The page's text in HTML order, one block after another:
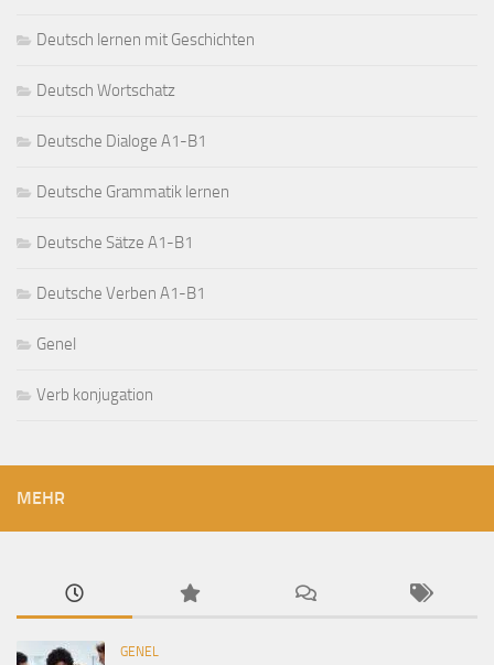
Deutsch lernen mit Geschichten
Deutsch Wortschatz
Deutsche Dialoge A1-B1
Deutsche Grammatik lernen
Deutsche Sätze A1-B1
Deutsche Verben A1-B1
Genel
Verb konjugation
MEHR
GENEL